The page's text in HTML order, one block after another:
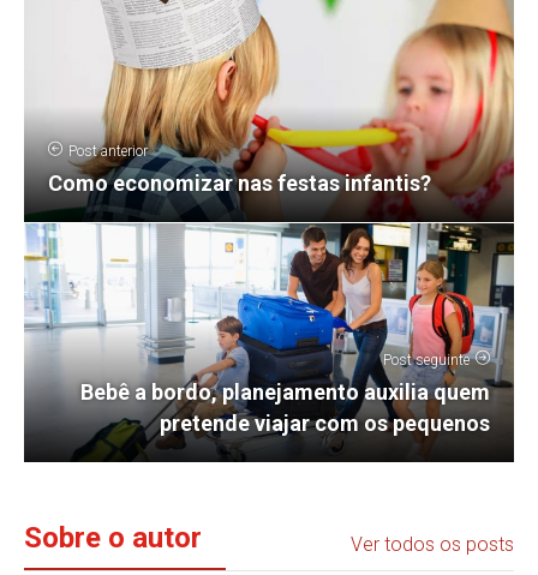
Post anterior
Como economizar nas festas infantis?
Post seguinte
Bebê a bordo, planejamento auxilia quem
pretende viajar com os pequenos
Sobre o autor Ver todos os posts